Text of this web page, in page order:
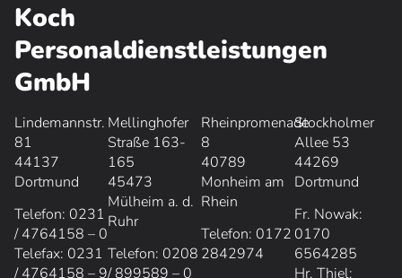
Koch
Personaldienstleistungen
GmbH
Lindemannstr.
81
44137
Dortmund
Telefon: 0231
/ 4764158 – 0
Telefax: 0231
/ 4764158 – 9
Mellinghofer
Straße 163-
165
45473
Mülheim a. d.
Ruhr
Telefon: 0208
/ 899589 – 0
Rheinpromenade
8
40789
Monheim am
Rhein
Telefon: 0172
2842974
Stockholmer
Allee 53
44269
Dortmund
Fr. Nowak:
0170
6564285
Hr. Thiel: